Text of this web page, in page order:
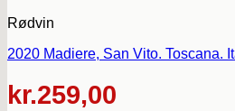
Rødvin
2020 Madiere, San Vito. Toscana.
kr.259,00